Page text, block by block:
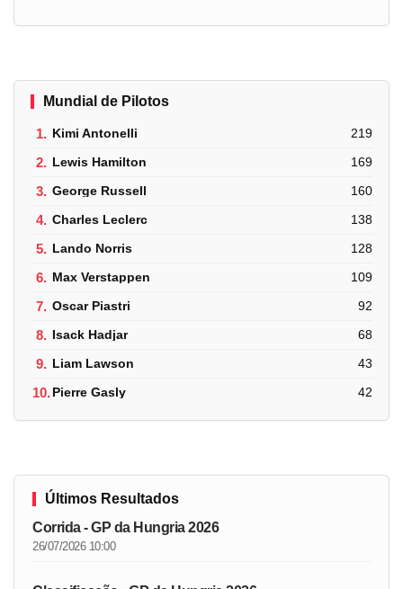
Mundial de Pilotos
1. Kimi Antonelli 219
2. Lewis Hamilton 169
3. George Russell 160
4. Charles Leclerc 138
5. Lando Norris 128
6. Max Verstappen 109
7. Oscar Piastri 92
8. Isack Hadjar 68
9. Liam Lawson 43
10.Pierre Gasly 42
Últimos Resultados
Corrida - GP da Hungria 2026
26/07/2026 10:00